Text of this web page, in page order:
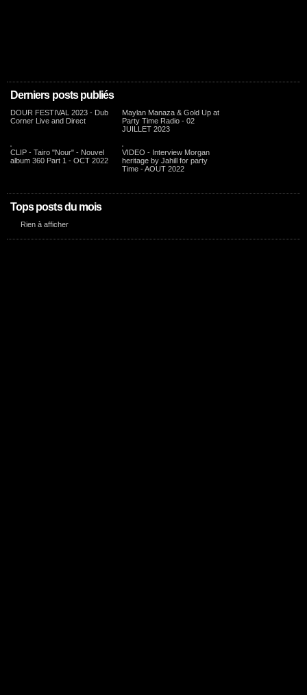
Derniers posts publiés
DOUR FESTIVAL 2023 - Dub
Corner Live and Direct
Maylan Manaza & Gold Up at
Party Time Radio - 02
JUILLET 2023
CLIP - Tairo "Nour" - Nouvel
album 360 Part 1 - OCT 2022
VIDEO - Interview Morgan
heritage by Jahill for party
Time - AOUT 2022
Tops posts du mois
Rien à afficher